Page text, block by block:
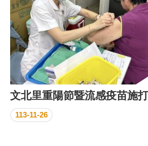
檢
索
系
統
文
局
文
化
產
113-11-26